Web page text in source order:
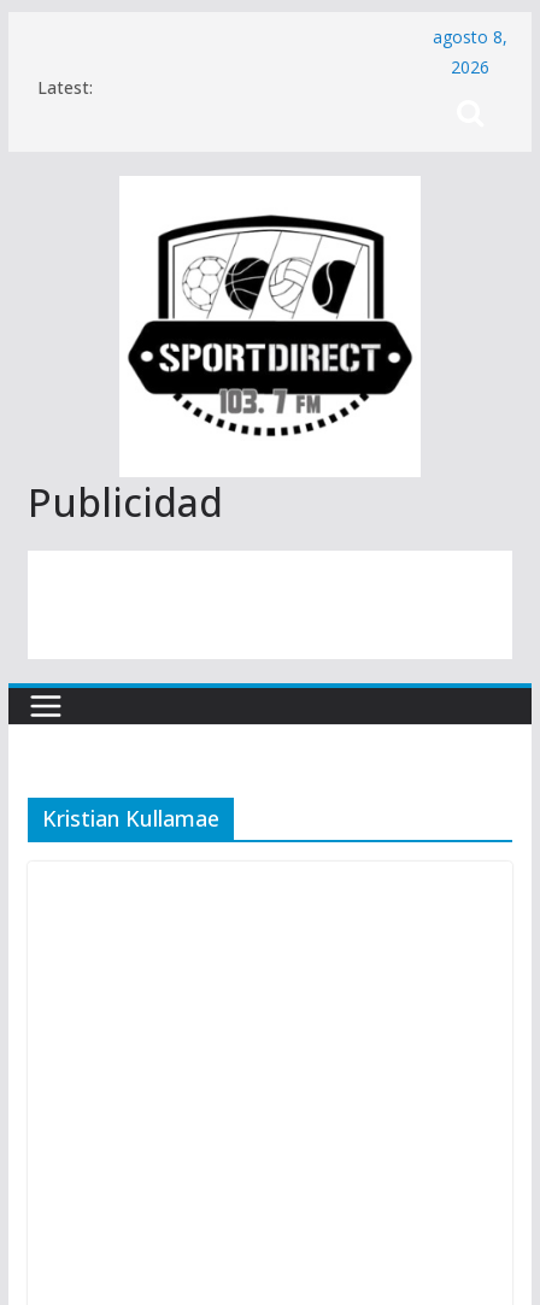
contenido
Latest:
agosto 8,
2026
Publicidad
Kristian Kullamae